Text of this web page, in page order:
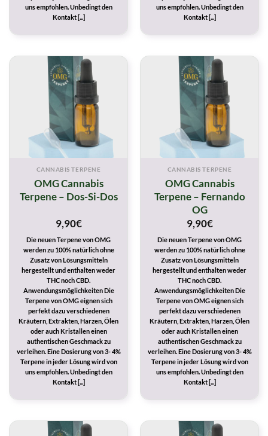
uns empfohlen. Unbedingt den
Kontakt [...]
uns empfohlen. Unbedingt den
Kontakt [...]
CANNABIS TERPENE
OMG Cannabis
Terpene – Dos-Si-Dos
9,90€
Die neuen Terpene von OMG
werden zu 100% natürlich ohne
Zusatz von Lösungsmitteln
hergestellt und enthalten weder
THC noch CBD.
Anwendungsmöglichkeiten Die
Terpene von OMG eignen sich
perfekt dazu verschiedenen
Kräutern, Extrakten, Harzen, Ölen
oder auch Kristallen einen
authentischen Geschmack zu
verleihen. Eine Dosierung von 3- 4%
Terpene in jeder Lösung wird von
uns empfohlen. Unbedingt den
Kontakt [...]
CANNABIS TERPENE
OMG Cannabis
Terpene – Fernando
OG
9,90€
Die neuen Terpene von OMG
werden zu 100% natürlich ohne
Zusatz von Lösungsmitteln
hergestellt und enthalten weder
THC noch CBD.
Anwendungsmöglichkeiten Die
Terpene von OMG eignen sich
perfekt dazu verschiedenen
Kräutern, Extrakten, Harzen, Ölen
oder auch Kristallen einen
authentischen Geschmack zu
verleihen. Eine Dosierung von 3- 4%
Terpene in jeder Lösung wird von
uns empfohlen. Unbedingt den
Kontakt [...]